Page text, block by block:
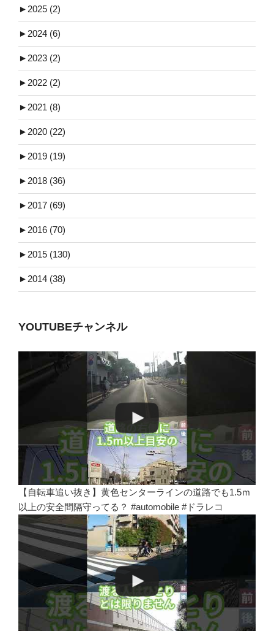
► 2025 (2)
► 2024 (6)
► 2023 (2)
► 2022 (2)
► 2021 (8)
► 2020 (22)
► 2019 (19)
► 2018 (36)
► 2017 (69)
► 2016 (70)
► 2015 (130)
► 2014 (38)
YOUTUBEチャンネル
【自転車追い抜き】黄色センターラインの道路でも1.5ｍ
以上の安全間隔守ってる？ #automobile #ドラレコ